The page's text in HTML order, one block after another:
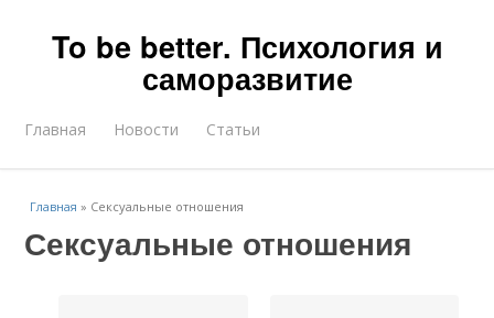
To be better. Психология и
саморазвитие
Главная Новости Статьи
Главная » Сексуальные отношения
Сексуальные отношения